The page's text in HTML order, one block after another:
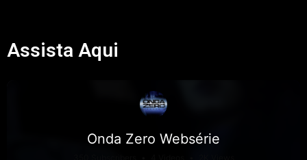
Assista Aqui
Onda Zero Websérie